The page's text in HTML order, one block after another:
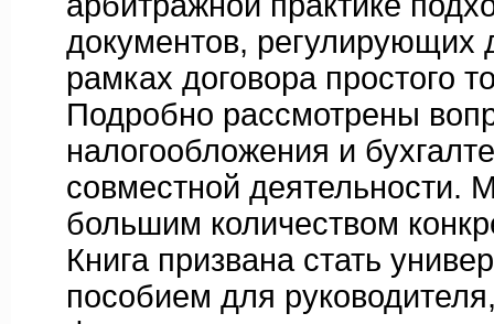
документов, регулирующих
рамках договора простого
Подробно рассмотрены
налогообложения и
совместной деятельности.
большим количеством
Книга призвана стать
пособием для